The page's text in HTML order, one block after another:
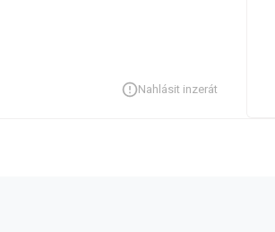
Nahlásit inzerát